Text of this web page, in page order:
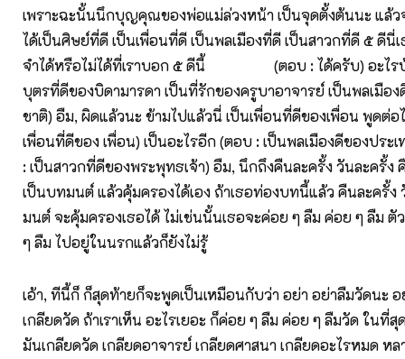
เพราะฉะนั้นนึกบุญคุณของพ่อแม่ล่วงหน้า เป็นจุดตั้งต้นนะ แล้ว
ได้เป็นศิษย์ที่ดี เป็นเพื่อนที่ดี เป็นพลเมืองที่ดี เป็นสาวกที่ดี ๕ ดีนี่
จำได้หรือไม่ได้ที่เราบอก ๕ ดีนี้ (ตอบ : ได้ครับ) อะไรบ้
บุตรที่ดีของบิดามารดา เป็นที่รักของครูบาอาจารย์ เป็นพลเมือง
ชาติ) อืม, ผิดแล้วนะ ข้ามไปแล้วนี่ เป็นเพื่อนที่ดีของเพื่อน พูดต่อ
เพื่อนที่ดีของ เพื่อน) เป็นอะไรอีก (ตอบ : เป็นพลเมืองดีของประ
: เป็นสาวกที่ดีของพระพุทธเจ้า) อืม, นึกถึงคืนละครั้ง วันละครั้ง
เป็นบทมนต์ แล้วคุ้มครองได้เอง ถ้าเธอท่องบทนี้แล้ว คืนละครั้ง
มนต์ จะคุ้มครองเธอได้ ไม่เช่นนั้นเธอจะค่อย ๆ ลืม ค่อย ๆ ลืม ตั
ๆ ลืม ไปอยู่ในนรกแล้วก็ยังไม่รู้
เอ้า, ทีนี้ก็ ก็สุดท้ายก็จะพูดเป็นเหมือนกับว่า อย่า อย่าลืมวัดนะ
เกลียดวัด ถ้าเราเห็น อะไรเยอะ ก็ค่อย ๆ ลืม ค่อย ๆ ลืมวัด ในที่
มันเกลียดวัด เกลียดอาจารย์ เกลียดศาสนา เกลียดอะไรหมด หล